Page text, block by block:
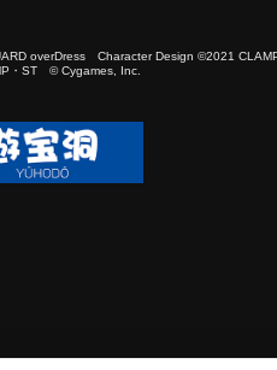
overDress Character Design ©2021
・ST © Cygames, Inc.